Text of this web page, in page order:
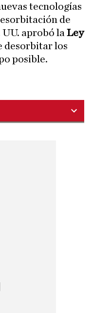
tecnologías
de
aprobó la Ley
desorbitar los
posible.